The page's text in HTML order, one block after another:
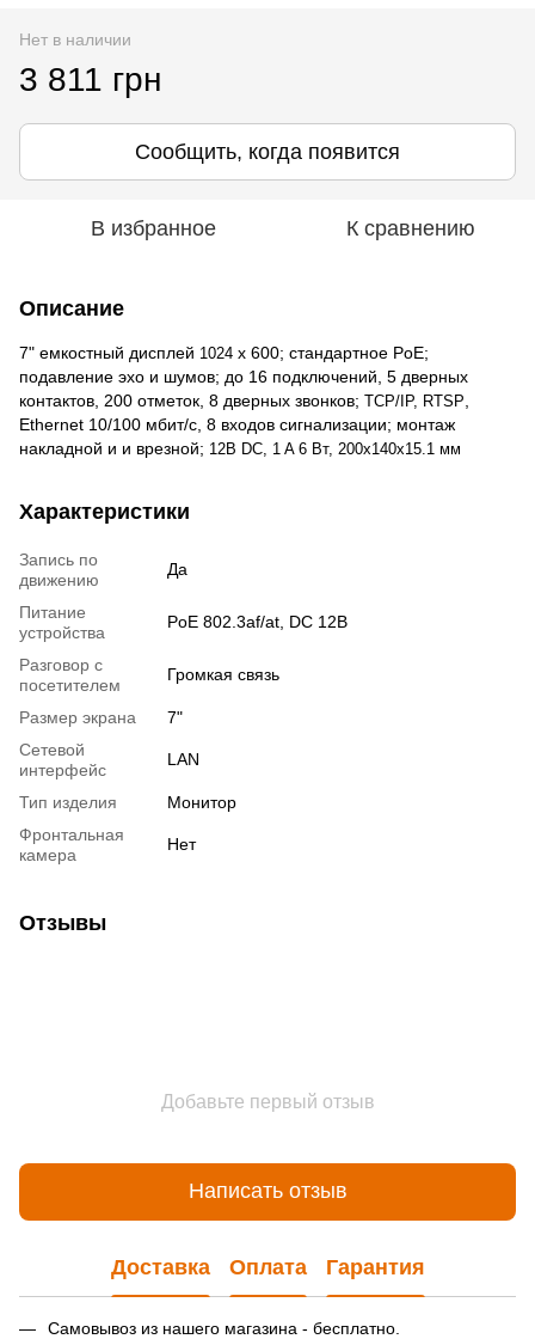
Нет в наличии
3 811 грн
Сообщить, когда появится
В избранное К сравнению
Описание
7" емкостный дисплей 1024 х 600; стандартное PoE;
подавление эхо и шумов; до 16 подключений, 5 дверных
контактов, 200 отметок, 8 дверных звонков; TCP/IP, RTSP
Ethernet 10/100 мбит/с, 8 входов сигнализации; монтаж
накладной и и врезной; 12В DC 1 A 6 Вт, 200х140х15.1 мм
Характеристики
Запись по
движению
Да
Питание
устройства
PoE 802.3af/at, DC 12В
Разговор с
посетителем
Громкая связь
Размер экрана
7"
Сетевой
интерфейс
LAN
Тип изделия
Монитор
Фронтальная
камера
Нет
Отзывы
Добавьте первый отзыв
Написать отзыв
Доставка Оплата Гарантия
Самовывоз из нашего магазина - бесплатно.